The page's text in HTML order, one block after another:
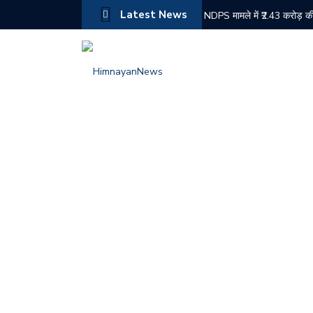
Latest News NDPS मामले में ₹2.43 करोड़